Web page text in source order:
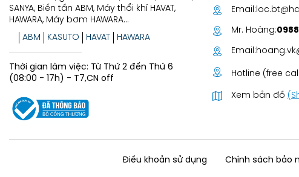
SANYA, Biến tần ABM, Máy thổi khí HAVAT,
HAWARA, Máy bơm HAWARA...
ABM
KASUTO HAVAT
HAWARA
Thời gian làm việc: Từ Thứ 2 đến Thứ 6
(08:00 - 17h) - T7,CN off
Email:
Mr. Hoàng:
Email:
Hotline (free
Xem bản đồ
Điều khoản sử dụng Chính sách bảo